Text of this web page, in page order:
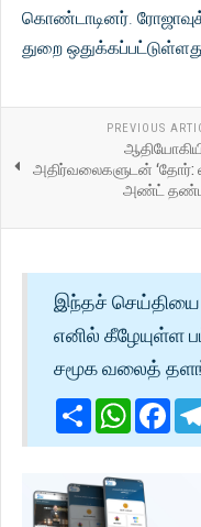
கொண்டாடினர்.
துறை
PREVIOUS
அதிர்வலைகளுடன் ‘தோர்:
அண்ட்
இந்தச் செய்தியை
எனில் கீழேயுள்ள
சமூக வலைத்
Share